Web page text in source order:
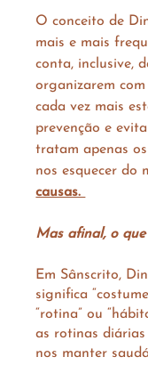
O conceito de
mais e mais
conta, inclusive,
organizarem
cada vez mais
prevenção e
tratam apenas
nos esquecer do
causas.
Mas afinal, o
Em Sânscrito,
significa
“rotina” ou
as rotinas
nos manter